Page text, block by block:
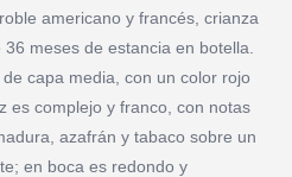
americano y francés, crianza
meses de estancia en botella.
capa media, con un color rojo
es complejo y franco, con notas
azafrán y tabaco sobre un
en boca es redondo y